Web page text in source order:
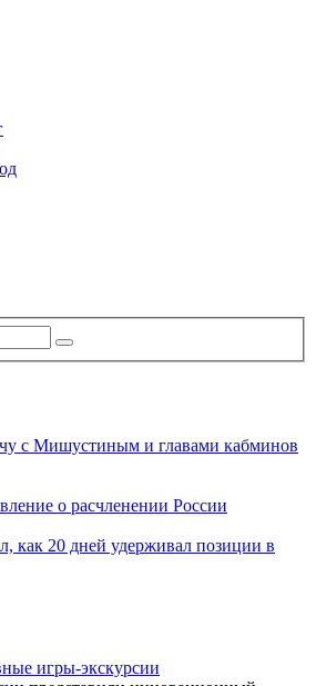
с Мишустиным и главами кабминов
о расчленении России
как 20 дней удерживал позиции в
игры-экскурсии